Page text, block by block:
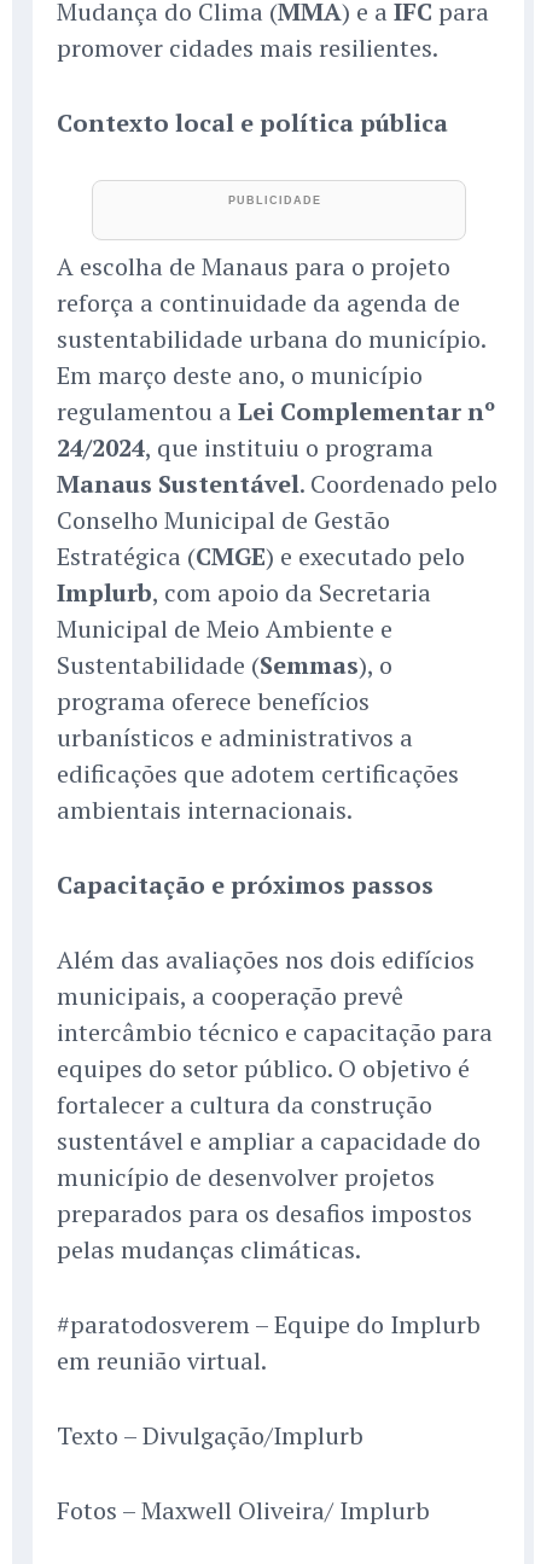
Mudança do Clima (MMA) e a IFC para
promover cidades mais resilientes.
Contexto local e política pública
A escolha de Manaus para o projeto
reforça a continuidade da agenda de
sustentabilidade urbana do município.
Em março deste ano, o município
regulamentou a Lei Complementar nº
24/2024, que instituiu o programa
Manaus Sustentável. Coordenado pelo
Conselho Municipal de Gestão
Estratégica (CMGE) e executado pelo
Implurb, com apoio da Secretaria
Municipal de Meio Ambiente e
Sustentabilidade (Semmas), o
programa oferece benefícios
urbanísticos e administrativos a
edificações que adotem certificações
ambientais internacionais.
Capacitação e próximos passos
Além das avaliações nos dois edifícios
municipais, a cooperação prevê
intercâmbio técnico e capacitação para
equipes do setor público. O objetivo é
fortalecer a cultura da construção
sustentável e ampliar a capacidade do
município de desenvolver projetos
preparados para os desafios impostos
pelas mudanças climáticas.
#paratodosverem – Equipe do Implurb
em reunião virtual.
Texto – Divulgação/Implurb
Fotos – Maxwell Oliveira/ Implurb